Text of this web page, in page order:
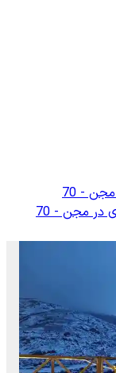
اجاره اقامتگاه بومگردی در مجن - 70
اجاره اقامتگاه بومگردی در مجن - 70